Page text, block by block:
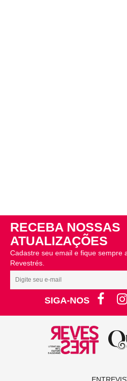
RECEBA NOSSAS
ATUALIZAÇÕES
Cadastre seu email e fique sempre
Revestrés.
SIGA-NOS